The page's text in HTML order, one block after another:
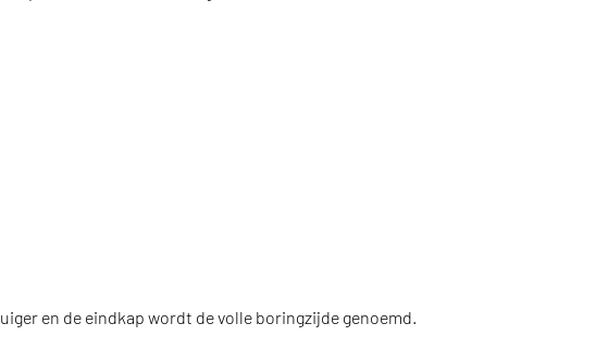
en de eindkap wordt de volle boringzijde genoemd.